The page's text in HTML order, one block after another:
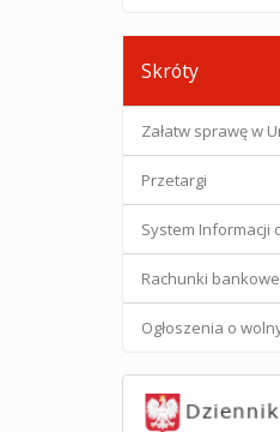
Skróty
Załatw sprawę w
Przetargi
System Informacji
Rachunki
Ogłoszenia o